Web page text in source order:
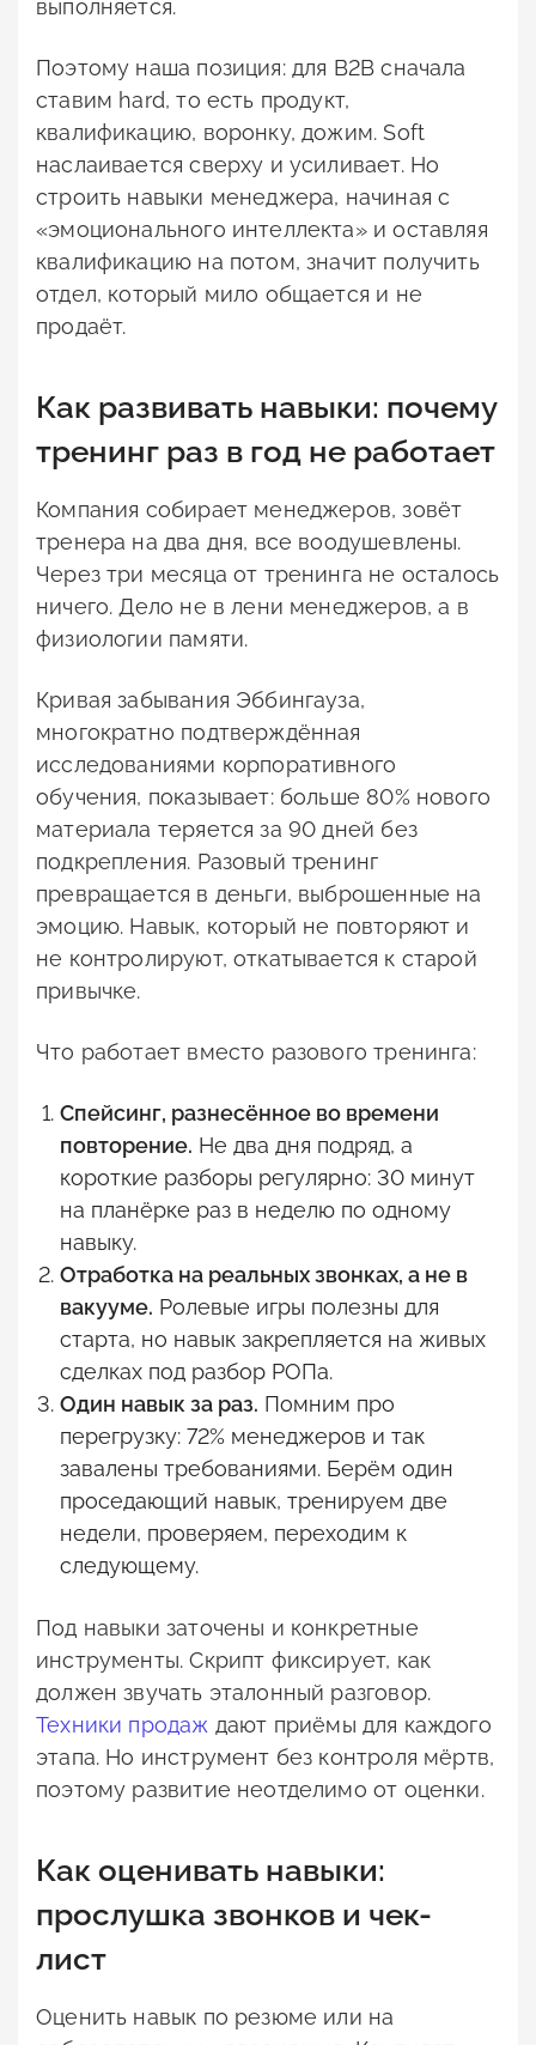
выполняется.
Поэтому наша позиция: для B2B сначала
ставим hard, то есть продукт,
квалификацию, воронку, дожим. Soft
наслаивается сверху и усиливает. Но
строить навыки менеджера, начиная с
«эмоционального интеллекта» и оставляя
квалификацию на потом, значит получить
отдел, который мило общается и не
продаёт.
Как развивать навыки: почему
тренинг раз в год не работает
Компания собирает менеджеров, зовёт
тренера на два дня, все воодушевлены.
Через три месяца от тренинга не осталось
ничего. Дело не в лени менеджеров, а в
физиологии памяти.
Кривая забывания Эббингауза,
многократно подтверждённая
исследованиями корпоративного
обучения, показывает: больше 80% нового
материала теряется за 90 дней без
подкрепления. Разовый тренинг
превращается в деньги, выброшенные на
эмоцию. Навык, который не повторяют и
не контролируют, откатывается к старой
привычке.
Что работает вместо разового тренинга:
Спейсинг, разнесённое во времени
повторение. Не два дня подряд, а
короткие разборы регулярно: 30 минут
на планёрке раз в неделю по одному
навыку.
Отработка на реальных звонках, а не в
вакууме. Ролевые игры полезны для
старта, но навык закрепляется на живых
сделках под разбор РОПа.
Один навык за раз. Помним про
перегрузку: 72% менеджеров и так
завалены требованиями. Берём один
проседающий навык, тренируем две
недели, проверяем, переходим к
следующему.
Под навыки заточены и конкретные
инструменты. Скрипт фиксирует, как
должен звучать эталонный разговор.
Техники продаж дают приёмы для каждого
этапа. Но инструмент без контроля мёртв,
поэтому развитие неотделимо от оценки.
Как оценивать навыки:
прослушка звонков и чек-
лист
Оценить навык по резюме или на